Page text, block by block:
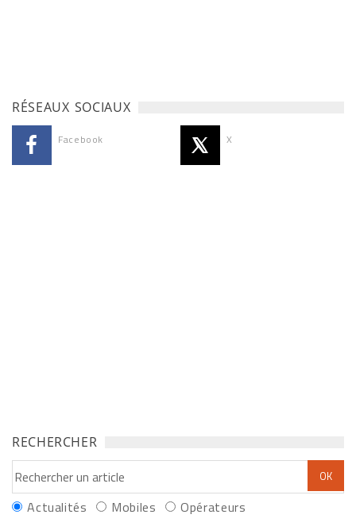
RÉSEAUX SOCIAUX
Facebook X
RECHERCHER
Actualités Mobiles Opérateurs